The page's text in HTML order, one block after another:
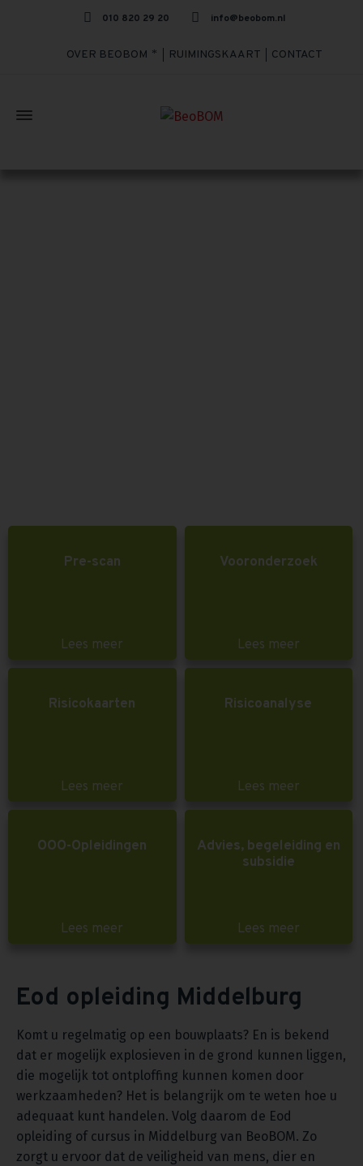
010 820 29 20 info@beobom.nl
OVER BEOBOM RUIMINGSKAART CONTACT
Pre-scan
Lees meer
Vooronderzoek
Lees meer
Risicokaarten
Lees meer
Risicoanalyse
Lees meer
OOO-Opleidingen
Lees meer
Advies, begeleiding en
subsidie
Lees meer
Eod opleiding Middelburg
Komt u regelmatig op een bouwplaats? En is bekend
dat er mogelijk explosieven in de grond kunnen liggen,
die mogelijk tot ontploffing kunnen komen door
werkzaamheden? Het is belangrijk om te weten hoe u
adequaat kunt handelen. Volg daarom de Eod
opleiding of cursus in Middelburg van BeoBOM. Zo
zorgt u ervoor dat de veiligheid van mens, dier en